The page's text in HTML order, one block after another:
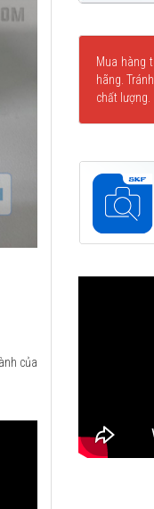
của
Mua hàng
hãng.
chất lượng.